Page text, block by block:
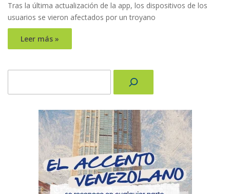
Tras la última actualización de la app, los dispositivos de los
usuarios se vieron afectados por un troyano
Leer más »